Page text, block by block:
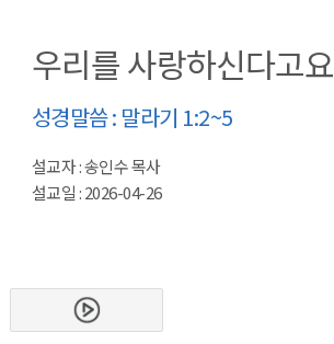
우리를 사랑하신다고요
성경말씀 : 말라기 1:2~5
설교자 : 송인수 목사
설교일 : 2026-04-26